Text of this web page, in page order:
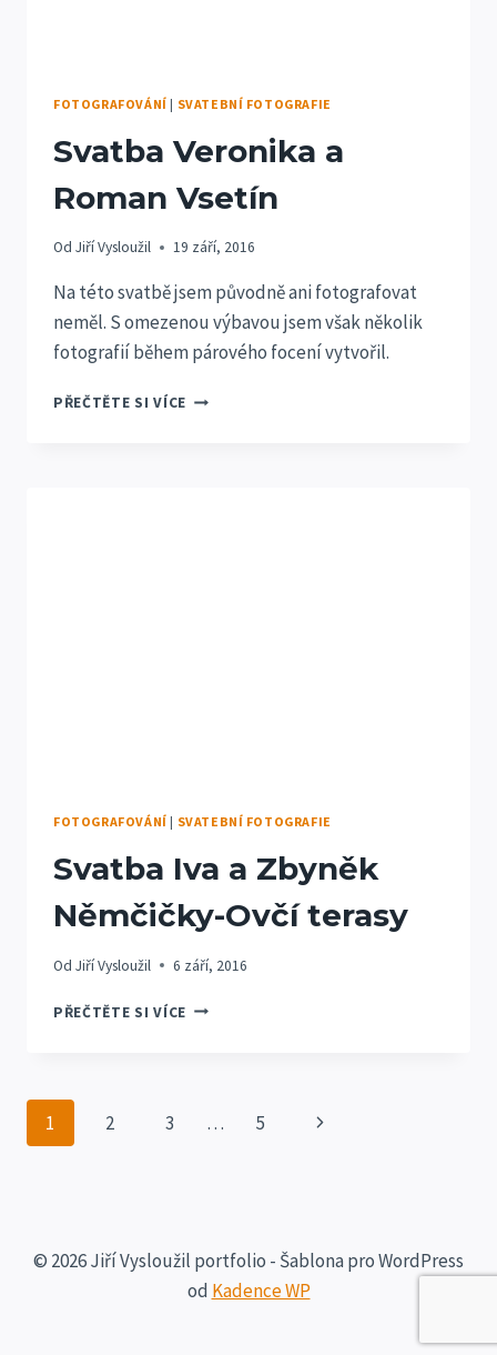
FOTOGRAFOVÁNÍ | SVATEBNÍ FOTOGRAFIE
Svatba Veronika a
Roman Vsetín
Od Jiří Vysloužil 19 září, 2016
Na této svatbě jsem původně ani fotografovat
neměl. S omezenou výbavou jsem však několik
fotografií během párového focení vytvořil.
PŘEČTĚTE SI VÍCESVATBA
FOTOGRAFOVÁNÍ | SVATEBNÍ FOTOGRAFIE
Svatba Iva a Zbyněk
Němčičky-Ovčí terasy
Od Jiří Vysloužil 6 září, 2016
PŘEČTĚTE SI VÍCESVATBA
OVČÍ
Navigace
1 2 3 … 5
Další
© 2026 Jiří Vysloužil portfolio - Šablona pro WordPress
od Kadence WP